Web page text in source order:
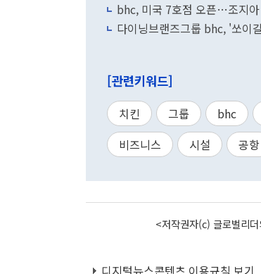
bhc, 미국 7호점 오픈…조지
다이닝브랜즈그룹 bhc, '쏘이
[관련키워드]
치킨 그룹 bhc
비즈니스
시설 공항
<저작권자(c) 글로벌리
디지털뉴스콘텐츠 이용규칙 보기